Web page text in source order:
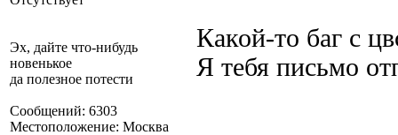
Эх, дайте что-нибудь
новенькое
да полезное потести
Сообщений: 6303
Местоположение: Москва
Какой-то баг с
Я тебя письмо